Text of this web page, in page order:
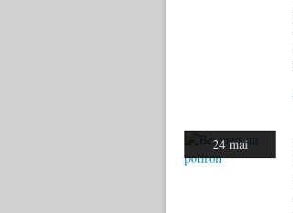
24 mai